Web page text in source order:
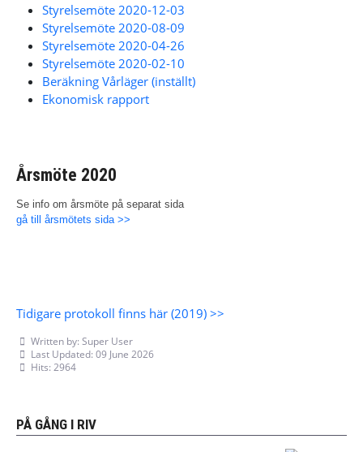
Styrelsemöte 2020-12-03
Styrelsemöte 2020-08-09
Styrelsemöte 2020-04-26
Styrelsemöte 2020-02-10
Beräkning Vårläger (inställt)
Ekonomisk rapport
Årsmöte 2020
Se info om årsmöte på separat sida
gå till årsmötets sida >>
Tidigare protokoll finns här (2019) >>
Written by: Super User
Last Updated: 09 June 2026
Hits: 2964
PÅ GÅNG I RIV